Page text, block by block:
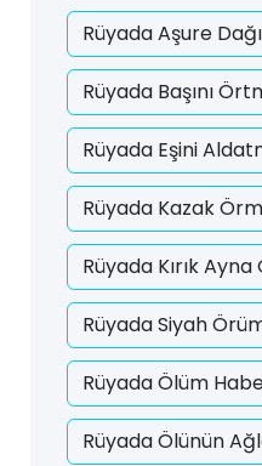
Rüyada Aşure
Rüyada Başını
Rüyada Eşini
Rüyada Kazak
Rüyada Kırık
Rüyada Siyah
Rüyada Ölüm
Rüyada Ölünün